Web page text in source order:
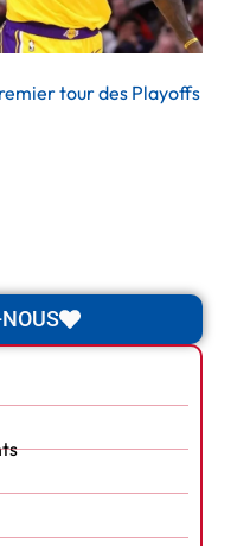
tour des Playoffs